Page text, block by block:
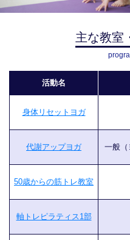
主な教室
活動名
身体リセットヨガ
代謝アップヨガ 一般（
50歳からの筋トレ教室
軸トレピラティス1部